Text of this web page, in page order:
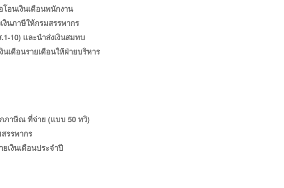
อนเงินเดือนพนักงาน
นภาษีให้กรมสรรพากร
10) และนำส่งเงินสมทบ
นเดือนรายเดือนให้ฝ่ายบริหาร
ภาษีณ ที่จ่าย (แบบ 50 ทวิ)
รรพากร
เงินเดือนประจำปี